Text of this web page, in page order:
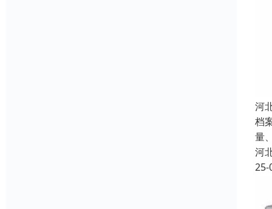
河
档
量
河
25-